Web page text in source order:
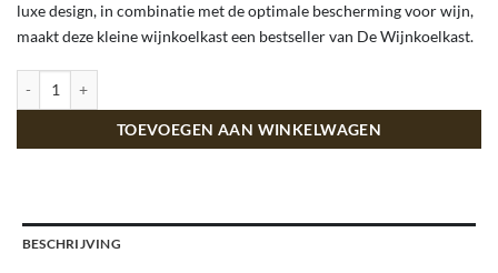
luxe design, in combinatie met de optimale bescherming voor wijn,
maakt deze kleine wijnkoelkast een bestseller van De Wijnkoelkast.
TOEVOEGEN AAN WINKELWAGEN
BESCHRIJVING